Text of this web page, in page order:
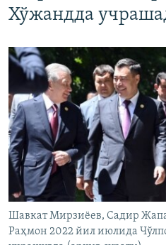
ИЖТИМОИЙ ТАРМОҚЛАР
Озодлик бошқа тилларда
Хўжандда
Шавкат Мирзиёев, Садир
Раҳмон 2022 йил июлида